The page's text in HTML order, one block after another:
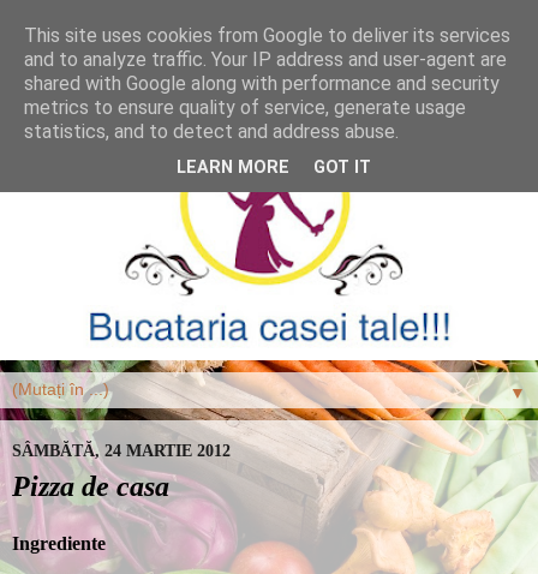
▼
SÂMBĂTĂ, 24 MARTIE 2012
Pizza de casa
Ingrediente
This site uses cookies from Google to deliver its services
and to analyze traffic. Your IP address and user-agent are
shared with Google along with performance and security
metrics to ensure quality of service, generate usage
statistics, and to detect and address abuse.
LEARN MORE GOT IT